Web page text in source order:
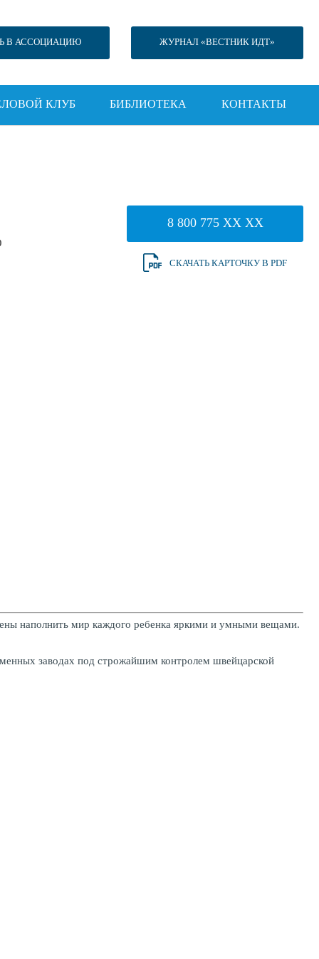
В АССОЦИАЦИЮ ЖУРНАЛ «ВЕСТНИК ИДТ»
КЛУБ БИБЛИОТЕКА КОНТАКТЫ
8 800 775 XX XX
СКАЧАТЬ КАРТОЧКУ В PDF
наполнить мир каждого ребенка яркими и умными вещами.
заводах под строжайшим контролем швейцарской